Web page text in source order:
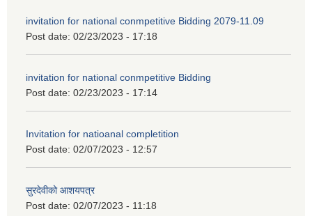
invitation for national conmpetitive Bidding 2079-11.09
Post date: 02/23/2023 - 17:18
invitation for national conmpetitive Bidding
Post date: 02/23/2023 - 17:14
Invitation for natioanal completition
Post date: 02/07/2023 - 12:57
सुरदेवीको आशयपत्र
Post date: 02/07/2023 - 11:18